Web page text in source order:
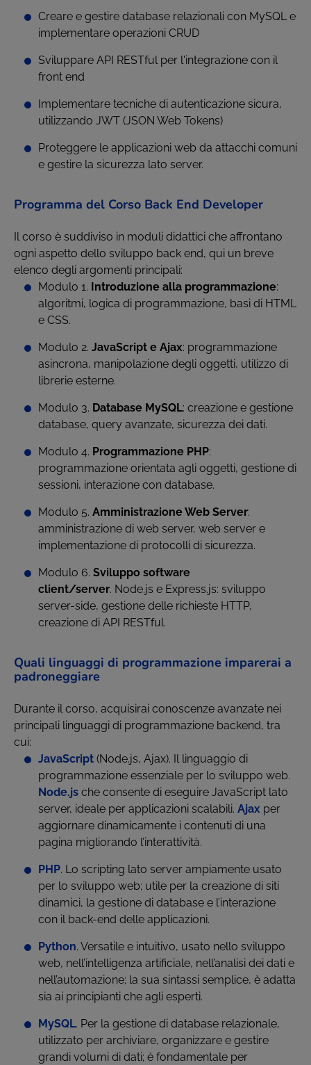
Creare e gestire database relazionali con MySQL e
implementare operazioni CRUD
Sviluppare API RESTful per l'integrazione con il
front end
Implementare tecniche di autenticazione sicura,
utilizzando JWT (JSON Web Tokens)
Proteggere le applicazioni web da attacchi comuni
e gestire la sicurezza lato server.
Programma del Corso Back End Developer
Il corso è suddiviso in moduli didattici che affrontano
ogni aspetto dello sviluppo back end, qui un breve
elenco degli argomenti principali:
Modulo 1. Introduzione alla programmazione:
algoritmi, logica di programmazione, basi di HTML
e CSS.
Modulo 2. JavaScript e Ajax: programmazione
asincrona, manipolazione degli oggetti, utilizzo di
librerie esterne.
Modulo 3. Database MySQL: creazione e gestione
database, query avanzate, sicurezza dei dati.
Modulo 4. Programmazione PHP:
programmazione orientata agli oggetti, gestione di
sessioni, interazione con database.
Modulo 5. Amministrazione Web Server:
amministrazione di web server, web server e
implementazione di protocolli di sicurezza.
Modulo 6. Sviluppo software
client/server. Node.js e Express.js: sviluppo
server-side, gestione delle richieste HTTP,
creazione di API RESTful.
Quali linguaggi di programmazione imparerai a
padroneggiare
Durante il corso, acquisirai conoscenze avanzate nei
principali linguaggi di programmazione backend, tra
cui:
JavaScript (Node.js, Ajax). Il linguaggio di
programmazione essenziale per lo sviluppo web.
Node.js che consente di eseguire JavaScript lato
server, ideale per applicazioni scalabili. Ajax per
aggiornare dinamicamente i contenuti di una
pagina migliorando l’interattività.
PHP. Lo scripting lato server ampiamente usato
per lo sviluppo web; utile per la creazione di siti
dinamici, la gestione di database e l’interazione
con il back-end delle applicazioni.
Python. Versatile e intuitivo, usato nello sviluppo
web, nell’intelligenza artificiale, nell’analisi dei dati e
nell’automazione; la sua sintassi semplice, è adatta
sia ai principianti che agli esperti.
MySQL. Per la gestione di database relazionale,
utilizzato per archiviare, organizzare e gestire
grandi volumi di dati; è fondamentale per